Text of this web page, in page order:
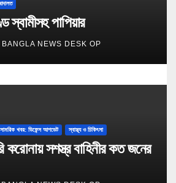
স্বামীসহ পাপিয়ার
BANGLA NEWS DESK OP
সামরিক খবর: ডিফেন্স আপডেট স্বাস্থ্য ও চিকিৎসা
করোনায় সশস্ত্র বাহিনীর কত জনের